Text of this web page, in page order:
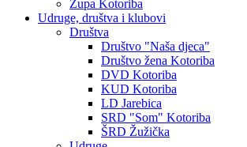
Župa Kotoriba
Udruge, društva i klubovi
Društva
Društvo "Naša djeca"
Društvo žena Kotoriba
DVD Kotoriba
KUD Kotoriba
LD Jarebica
SRD "Som" Kotoriba
ŠRD Žužička